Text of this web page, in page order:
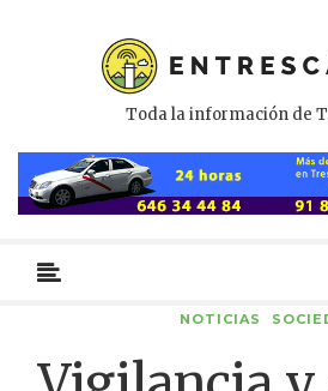
Toda la información de
primario
NOTICIAS